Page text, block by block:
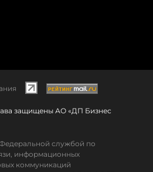
защищены АО «ДП Бизнес
службой по
информационных
коммуникаций